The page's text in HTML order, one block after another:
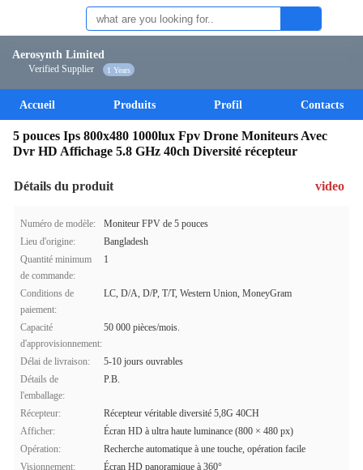
Aerosynth Limited
Verified Supplier 1 Years
Accueil Produits Profil Contacts
5 pouces Ips 800x480 1000lux Fpv Drone Moniteurs Avec
Dvr HD Affichage 5.8 GHz 40ch Diversité récepteur
Détails du produit video
Numéro de modèle:
Moniteur FPV de 5 pouces
Lieu d'origine:
Bangladesh
Quantité minimum
de commande:
1
Conditions de
paiement:
LC, D/A, D/P, T/T, Western Union, MoneyGram
Capacité
d'approvisionnement:
50 000 pièces/mois.
Délai de livraison:
5-10 jours ouvrables
Détails de
l'emballage:
P.B.
Récepteur:
Récepteur véritable diversité 5,8G 40CH
Afficher:
Écran HD à ultra haute luminance (800 × 480 px)
Opération:
Recherche automatique à une touche, opération facile
Visionnement:
Écran HD panoramique à 360°